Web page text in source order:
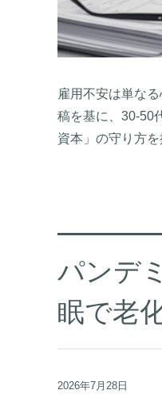
雇用不安は単な
稿を基に、30-50
資本」の守り方を
パンデ
眠で老
2026年7月28日